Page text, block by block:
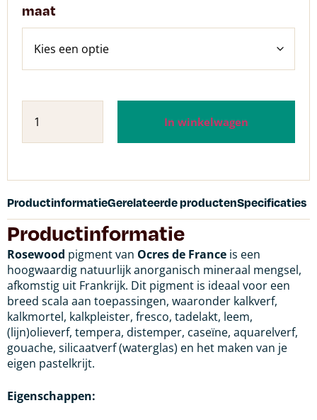
maat
In winkelwagen
ProductinformatieGerelateerde productenSpecificaties
Productinformatie
Rosewood pigment van Ocres de France is een
hoogwaardig natuurlijk anorganisch mineraal mengsel,
afkomstig uit Frankrijk. Dit pigment is ideaal voor een
breed scala aan toepassingen, waaronder kalkverf,
kalkmortel, kalkpleister, fresco, tadelakt, leem,
(lijn)olieverf, tempera, distemper, caseïne, aquarelverf,
gouache, silicaatverf (waterglas) en het maken van je
eigen pastelkrijt.
Eigenschappen: